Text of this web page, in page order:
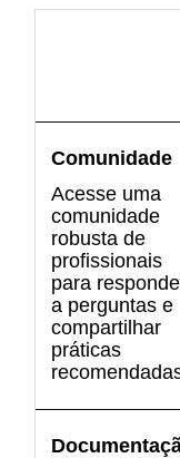
Comunidade
Acesse uma
comunidade
robusta de
profissionais
para
a perguntas e
compartilhar
práticas